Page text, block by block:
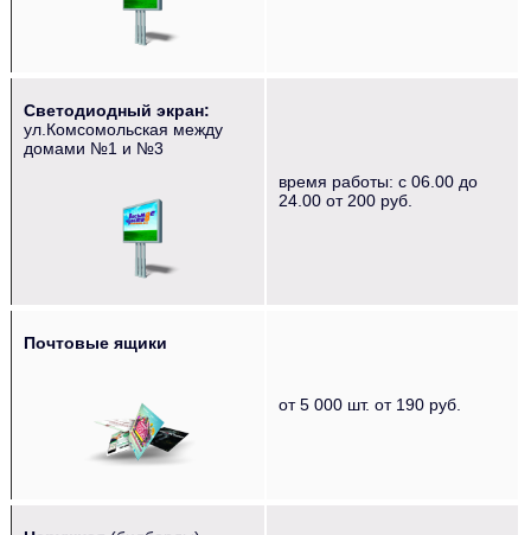
Светодиодный экран:
ул.Комсомольская между
домами №1 и №3
время работы: с 06.00 до
24.00 от 200 руб.
Почтовые ящики
от 5 000 шт. от 190 руб.